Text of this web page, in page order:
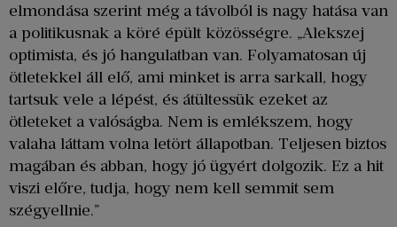
elmondása szerint még a távolból is nagy hatása van
a politikusnak a köré épült közösségre. „Alekszej
optimista, és jó hangulatban van. Folyamatosan új
ötletekkel áll elő, ami minket is arra sarkall, hogy
tartsuk vele a lépést, és átültessük ezeket az
ötleteket a valóságba. Nem is emlékszem, hogy
valaha láttam volna letört állapotban. Teljesen biztos
magában és abban, hogy jó ügyért dolgozik. Ez a hit
viszi előre, tudja, hogy nem kell semmit sem
szégyellnie.”